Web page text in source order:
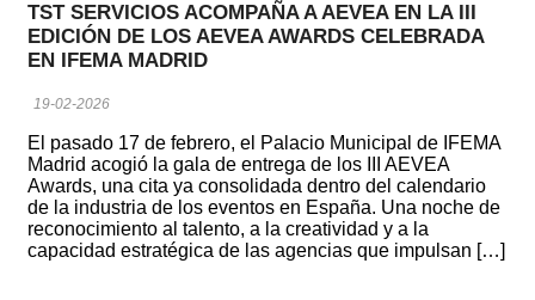
TST SERVICIOS ACOMPAÑA A AEVEA EN LA III
EDICIÓN DE LOS AEVEA AWARDS CELEBRADA
EN IFEMA MADRID
19-02-2026
El pasado 17 de febrero, el Palacio Municipal de IFEMA
Madrid acogió la gala de entrega de los III AEVEA
Awards, una cita ya consolidada dentro del calendario
de la industria de los eventos en España. Una noche de
reconocimiento al talento, a la creatividad y a la
capacidad estratégica de las agencias que impulsan […]